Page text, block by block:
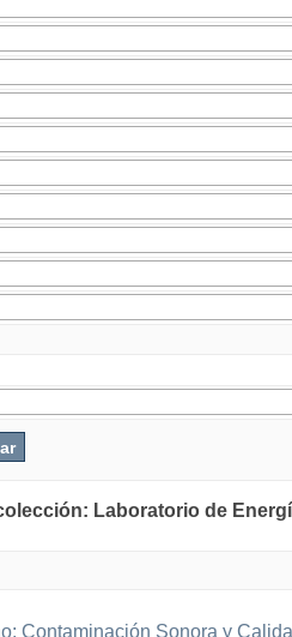
Laboratorio de
Contaminación Sonora y